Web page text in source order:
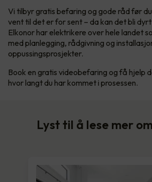
Vi tilbyr gratis befaring og gode råd før
vent til det er for sent – da kan det bli
Elkonor har elektrikere over hele landet
med planlegging, rådgivning og
oppussingsprosjekter.
Book en gratis videobefaring og få hjelp
hvor langt du har kommet i prosessen.
Lyst til å lese mer